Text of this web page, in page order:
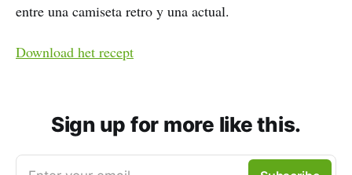
entre una camiseta retro y una actual.
Download het recept
Sign up for more like this.